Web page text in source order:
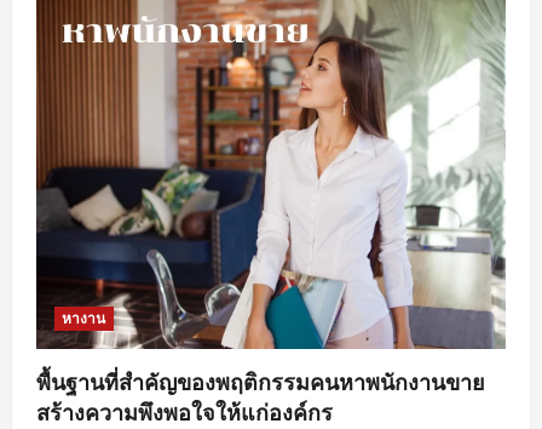
ดี
ใน
การ
งานprogrammerเพื่อ
ประสิทธิภาพ
หางาน
พื้นฐานที่สำคัญของพฤติกรรมคนหาพนักงานขาย
สร้างความพึงพอใจให้แก่องค์กร